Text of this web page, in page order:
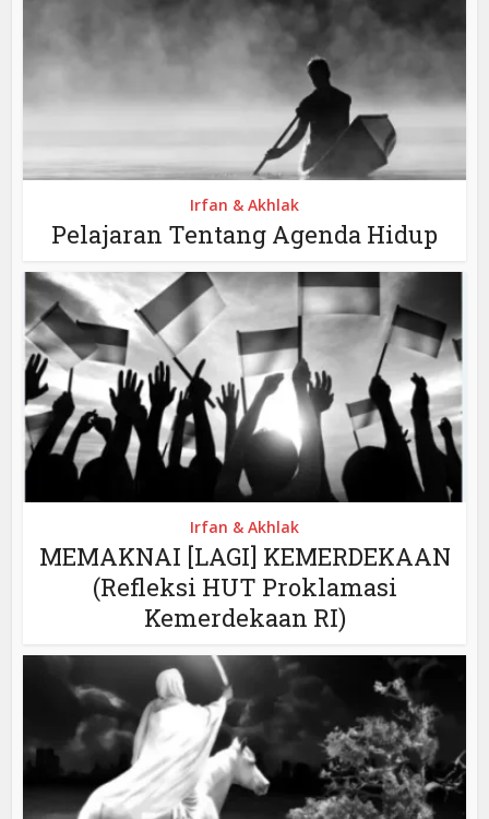
Irfan & Akhlak
Pelajaran Tentang Agenda Hidup
Irfan & Akhlak
MEMAKNAI [LAGI] KEMERDEKAAN
(Refleksi HUT Proklamasi
Kemerdekaan RI)